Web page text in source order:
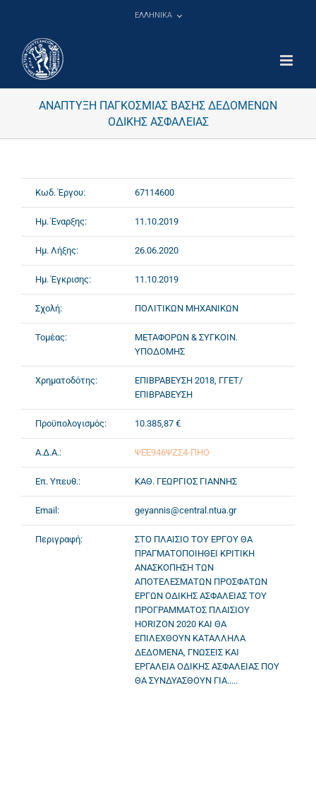
ΕΛΛΗΝΙΚΑ
ΑΝΑΠΤΥΞΗ ΠΑΓΚΟΣΜΙΑΣ ΒΑΣΗΣ ΔΕΔΟΜΕΝΩΝ
ΟΔΙΚΗΣ ΑΣΦΑΛΕΙΑΣ
Κωδ. Έργου: 67114600
Ημ. Έναρξης: 11.10.2019
Ημ. Λήξης: 26.06.2020
Ημ. Έγκρισης: 11.10.2019
Σχολή: ΠΟΛΙΤΙΚΩΝ ΜΗΧΑΝΙΚΩΝ
Τομέας:
ΜΕΤΑΦΟΡΩΝ & ΣΥΓΚΟΙΝ.
ΥΠΟΔΟΜΗΣ
Χρηματοδότης:
ΕΠΙΒΡΑΒΕΥΣΗ 2018, ΓΓΕΤ/
ΕΠΙΒΡΑΒΕΥΣΗ
Προϋπολογισμός: 10.385,87 €
Α.Δ.Α.: ΨΕΕ946ΨΖΣ4-ΠΗΟ
Επ. Υπευθ.: ΚΑΘ. ΓΕΩΡΓΙΟΣ ΓΙΑΝΝΗΣ
Email: geyannis@central.ntua.gr
Περιγραφή:
ΣΤΟ ΠΛΑΙΣΙΟ ΤΟΥ ΕΡΓΟΥ ΘΑ
ΠΡΑΓΜΑΤΟΠΟΙΗΘΕΙ ΚΡΙΤΙΚΗ
ΑΝΑΣΚΟΠΗΣΗ ΤΩΝ
ΑΠΟΤΕΛΕΣΜΑΤΩΝ ΠΡΟΣΦΑΤΩΝ
ΕΡΓΩΝ ΟΔΙΚΗΣ ΑΣΦΑΛΕΙΑΣ ΤΟΥ
ΠΡΟΓΡΑΜΜΑΤΟΣ ΠΛΑΙΣΙΟΥ
HORIZON 2020 ΚΑΙ ΘΑ
ΕΠΙΛΕΧΘΟΥΝ ΚΑΤΑΛΛΗΛΑ
ΔΕΔΟΜΕΝΑ, ΓΝΩΣΕΙΣ ΚΑΙ
ΕΡΓΑΛΕΙΑ ΟΔΙΚΗΣ ΑΣΦΑΛΕΙΑΣ ΠΟΥ
ΘΑ ΣΥΝΔΥΑΣΘΟΥΝ ΓΙΑ.....